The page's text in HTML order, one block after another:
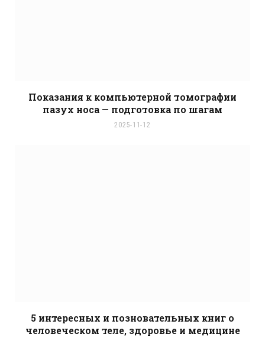
Показания к компьютерной томографии
пазух носа — подготовка по шагам
2025-11-12
5 интересных и позновательных книг о
человеческом теле, здоровье и медицине